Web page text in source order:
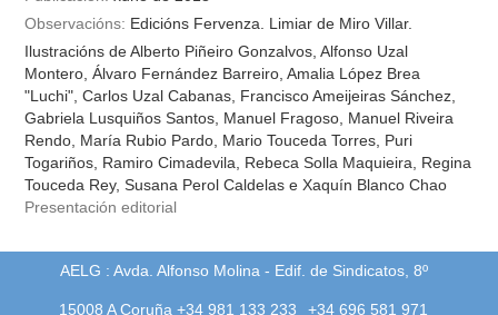
Observacións: Edicións Fervenza. Limiar de Miro Villar.
Ilustracións de Alberto Piñeiro Gonzalvos, Alfonso Uzal
Montero, Álvaro Fernández Barreiro, Amalia López Brea
"Luchi", Carlos Uzal Cabanas, Francisco Ameijeiras Sánchez,
Gabriela Lusquiños Santos, Manuel Fragoso, Manuel Riveira
Rendo, María Rubio Pardo, Mario Touceda Torres, Puri
Togariños, Ramiro Cimadevila, Rebeca Solla Maquieira, Regina
Touceda Rey, Susana Perol Caldelas e Xaquín Blanco Chao
Presentación editorial
AELG : Avda. Alfonso Molina - Edif. de Sindicatos, 8º
15008 A Coruña +34 981 133 233 +34 696 581 971